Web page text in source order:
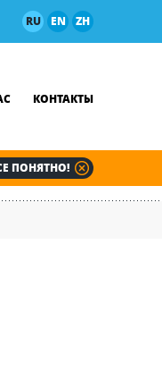
RU EN ZH
КОНТАКТЫ
ПОНЯТНО!